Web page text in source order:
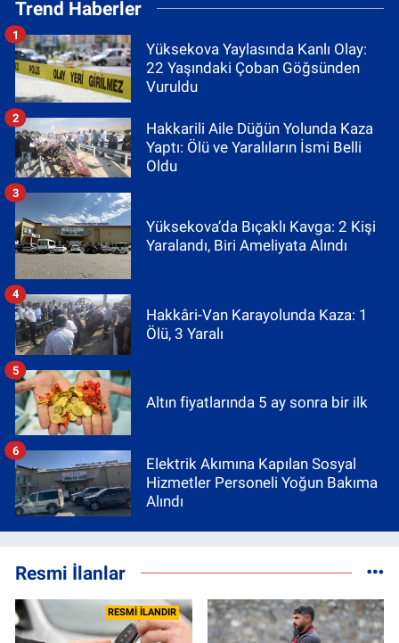
Trend Haberler
Yüksekova Yaylasında Kanlı Olay:
22 Yaşındaki Çoban Göğsünden
Vuruldu
1
Hakkarili Aile Düğün Yolunda Kaza
Yaptı: Ölü ve Yaralıların İsmi Belli
Oldu
2
Yüksekova’da Bıçaklı Kavga: 2 Kişi
Yaralandı, Biri Ameliyata Alındı
3
Hakkâri-Van Karayolunda Kaza: 1
Ölü, 3 Yaralı
4
Altın fiyatlarında 5 ay sonra bir ilk
5
Elektrik Akımına Kapılan Sosyal
Hizmetler Personeli Yoğun Bakıma
Alındı
6
Resmi İlanlar
RESMİ İLANDIR